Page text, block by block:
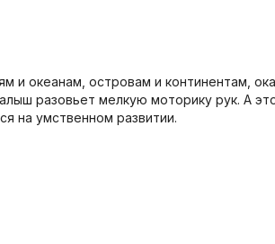
и океанам, островам и континентам,
разовьет мелкую моторику рук. А
на умственном развитии.
и во времени в соответствии с его